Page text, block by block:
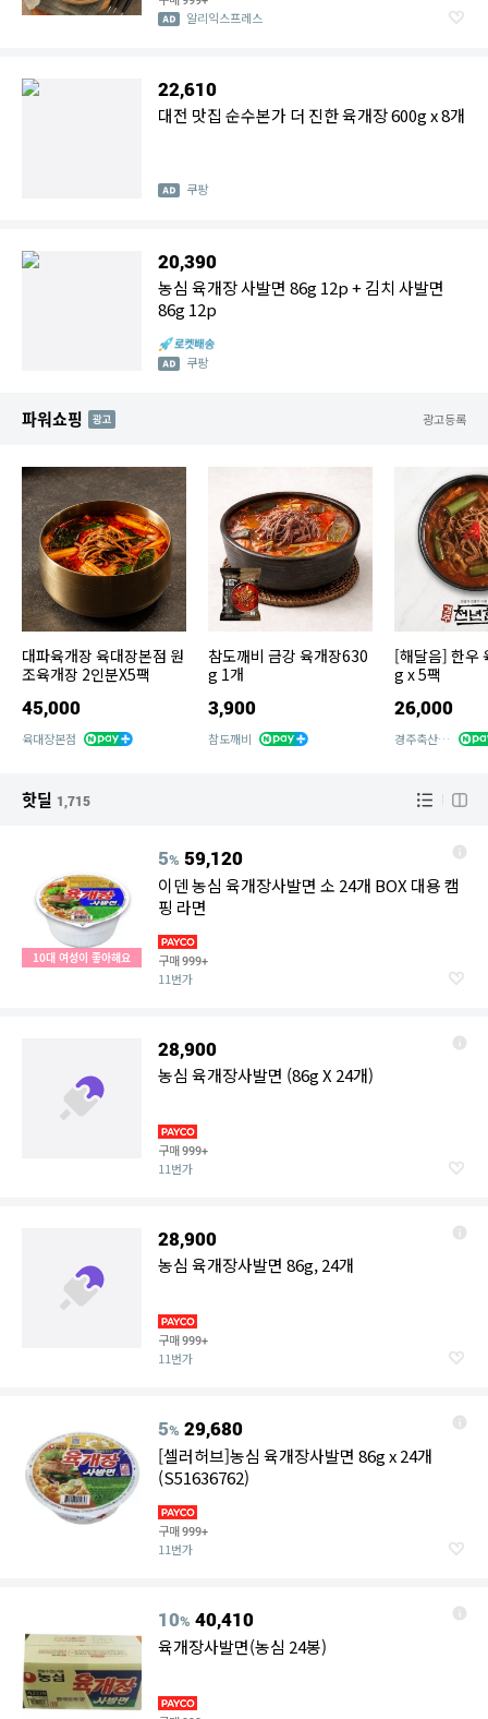
알리익스프레스
22,610
대전 맛집 순수본가 더 진한 육개장 600g x 8개
쿠팡
20,390
농심 육개장 사발면 86g 12p + 김치 사발면
86g 12p
쿠팡
파워쇼핑 AD 광고등록
대파육개장 육대장본점 원
조육개장 2인분X5팩
45,000
육대장본점
참도깨비 금강 육개장630
g 1개
3,900
참도깨비
[해달음] 한우
g x 5팩
26,000
경주축산농협
핫딜 1,715
10대 여성이 좋아해요
5% 59,120
이덴 농심 육개장사발면 소 24개 BOX 대용 캠
핑 라면
구매999+
11번가
28,900
농심 육개장사발면 (86g X 24개)
구매999+
11번가
28,900
농심 육개장사발면 86g, 24개
구매999+
11번가
5% 29,680
[셀러허브]농심 육개장사발면 86g x 24개
(S51636762)
구매999+
11번가
10% 40,410
육개장사발면(농심 24봉)